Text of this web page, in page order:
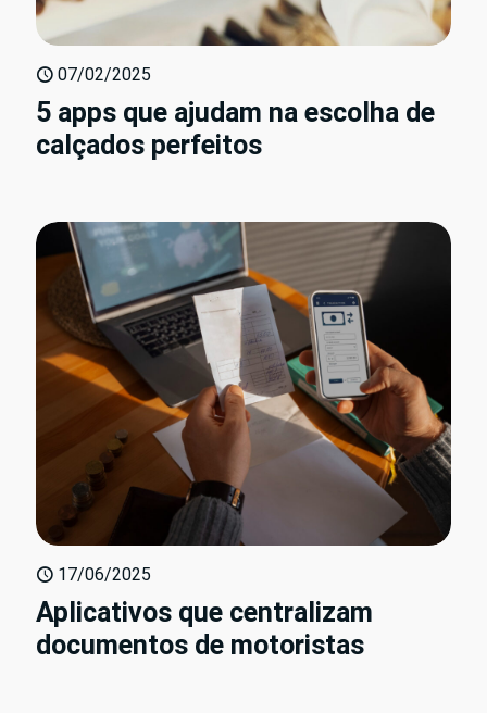
07/02/2025
5 apps que ajudam na escolha de
calçados perfeitos
17/06/2025
Aplicativos que centralizam
documentos de motoristas